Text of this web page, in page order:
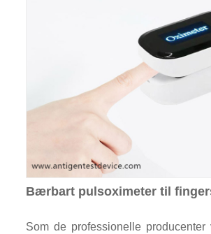
Bærbart pulsoximeter til
Som de professionelle